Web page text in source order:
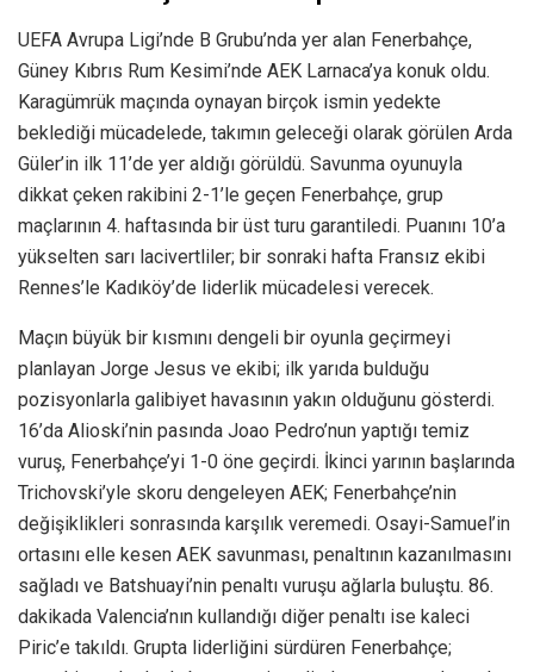
UEFA Avrupa Ligi’nde B Grubu’nda yer alan Fenerbahçe,
Güney Kıbrıs Rum Kesimi’nde AEK Larnaca’ya konuk oldu.
Karagümrük maçında oynayan birçok ismin yedekte
beklediği mücadelede, takımın geleceği olarak görülen Arda
Güler’in ilk 11’de yer aldığı görüldü. Savunma oyunuyla
dikkat çeken rakibini 2-1’le geçen Fenerbahçe, grup
maçlarının 4. haftasında bir üst turu garantiledi. Puanını 10’a
yükselten sarı lacivertliler; bir sonraki hafta Fransız ekibi
Rennes’le Kadıköy’de liderlik mücadelesi verecek.
Maçın büyük bir kısmını dengeli bir oyunla geçirmeyi
planlayan Jorge Jesus ve ekibi; ilk yarıda bulduğu
pozisyonlarla galibiyet havasının yakın olduğunu gösterdi.
16’da Alioski’nin pasında Joao Pedro’nun yaptığı temiz
vuruş, Fenerbahçe’yi 1-0 öne geçirdi. İkinci yarının başlarında
Trichovski’yle skoru dengeleyen AEK; Fenerbahçe’nin
değişiklikleri sonrasında karşılık veremedi. Osayi-Samuel’in
ortasını elle kesen AEK savunması, penaltının kazanılmasını
sağladı ve Batshuayi’nin penaltı vuruşu ağlarla buluştu. 86.
dakikada Valencia’nın kullandığı diğer penaltı ise kaleci
Piric’e takıldı. Grupta liderliğini sürdüren Fenerbahçe;